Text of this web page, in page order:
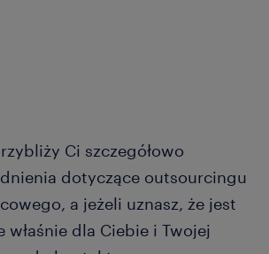
Ci szczegółowo
dotyczące outsourcingu
a jeżeli uznasz, że jest
właśnie dla Ciebie i Twojej